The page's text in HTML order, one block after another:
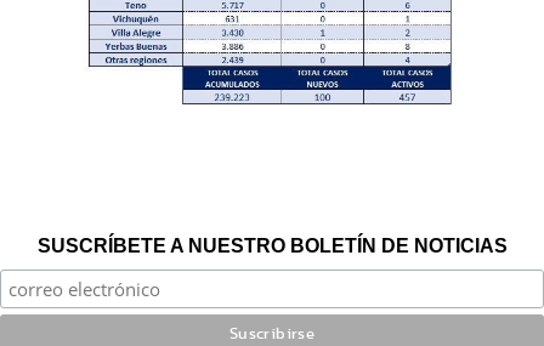
SUSCRÍBETE A NUESTRO BOLETÍN DE NOTICIAS